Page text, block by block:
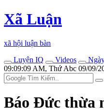
Xã Luận
xã hội luận bàn
Luyện IQ
Videos
09:09:09 AM, Thứ Abc 09/09/
Báo Đức thừa